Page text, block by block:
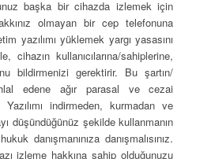
başka bir cihazda izlemek için
olmayan bir cep telefonuna
yazılımı yüklemek yargı yasasını
kullanıcılarına/sahiplerine,
bildirmenizi gerektirir. Bu şartın/
edene ağır parasal ve cezai
Yazılımı indirmeden, kurmadan ve
düşündüğünüz şekilde kullanmanın
danışmanınıza danışmalısınız.
izleme hakkına sahip olduğunuzu